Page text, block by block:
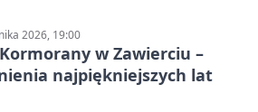
2026, 19:00
w Zawierciu –
najpiękniejszych lat